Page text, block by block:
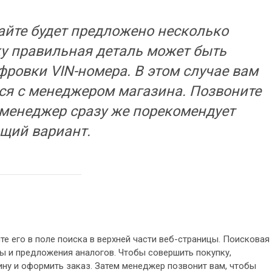
будет предложено несколько
правильная деталь может быть
VIN-номера. В этом случае вам
с менеджером магазина. Позвоните
сразу же порекомендует
вариант.
его в поле поиска в верхней части веб-страницы. Поисковая
предложения аналогов. Чтобы совершить покупку,
и оформить заказ. Затем менеджер позвонит вам, чтобы